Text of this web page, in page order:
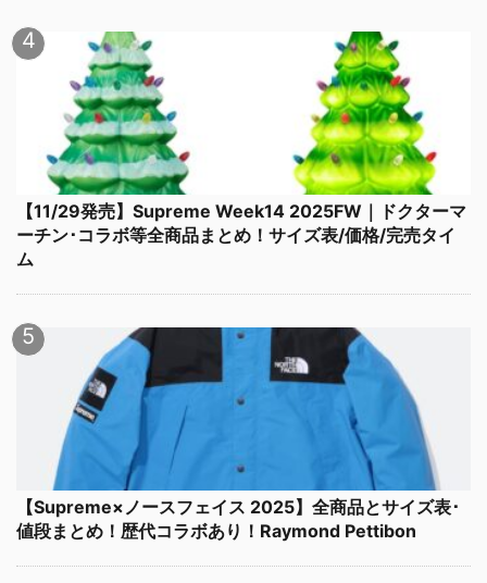
【11/29発売】Supreme Week14 2025FW｜ドクターマ
ーチン･コラボ等全商品まとめ！サイズ表/価格/完売タイ
ム
【Supreme×ノースフェイス 2025】全商品とサイズ表･
値段まとめ！歴代コラボあり！Raymond Pettibon